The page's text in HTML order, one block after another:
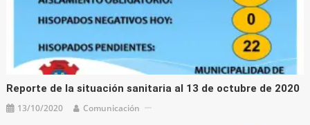
Reporte de la situación sanitaria al 13 de octubre de 2020
13/10/2020 Comunicación